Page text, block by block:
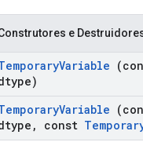
e
Variable
Variable
, const